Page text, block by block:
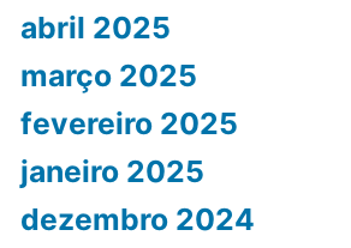
abril 2025
março 2025
fevereiro 2025
janeiro 2025
dezembro 2024